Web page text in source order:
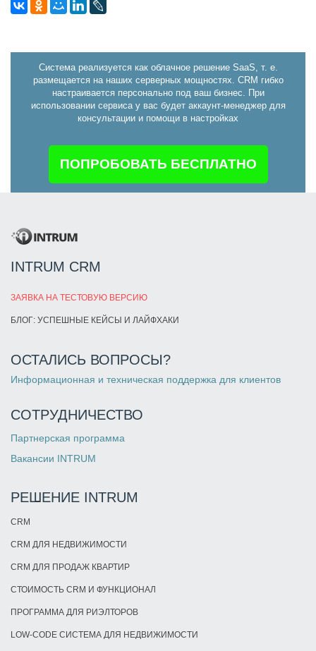
Система реализуется как облачное решение SaaS, т. е.
размещается на наших серверных мощностях. CRM гибко
настраивается персонально под ваш бизнес. При
использовании сервиса у вас будет аккаунт-менеджер для
консультации и помощи в настройках
ПОПРОБОВАТЬ БЕСПЛАТНО
INTRUM CRM
ЗАЯВКА НА ТЕСТОВУЮ ВЕРСИЮ
БЛОГ: УСПЕШНЫЕ КЕЙСЫ И ЛАЙФХАКИ
ОСТАЛИСЬ ВОПРОСЫ?
Информационная и техническая поддержка для клиентов
СОТРУДНИЧЕСТВО
Партнерская программа
Вакансии INTRUM
РЕШЕНИЕ INTRUM
CRM
CRM ДЛЯ НЕДВИЖИМОСТИ
CRM ДЛЯ ПРОДАЖ КВАРТИР
СТОИМОСТЬ CRM И ФУНКЦИОНАЛ
ПРОГРАММА ДЛЯ РИЭЛТОРОВ
LOW-CODE СИСТЕМА ДЛЯ НЕДВИЖИМОСТИ